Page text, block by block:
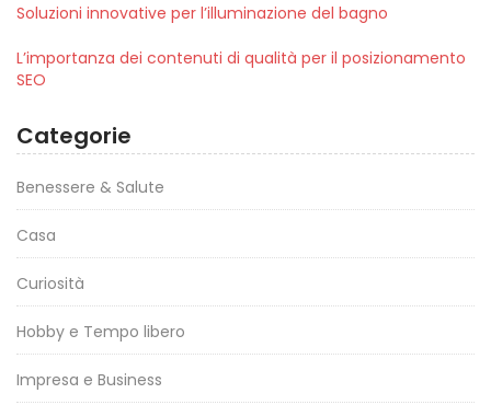
Soluzioni innovative per l’illuminazione del bagno
L’importanza dei contenuti di qualità per il posizionamento
SEO
Categorie
Benessere & Salute
Casa
Curiosità
Hobby e Tempo libero
Impresa e Business